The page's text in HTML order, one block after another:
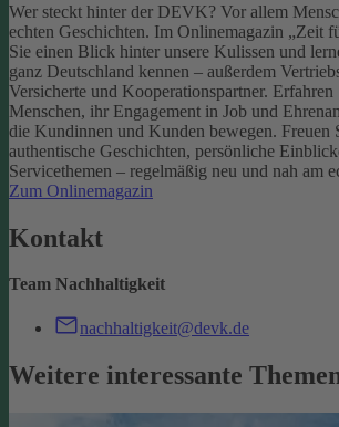
Wer steckt hinter der DEVK? Vor allem
echten Geschichten. Im Onlinemagazin „Zeit
Sie einen Blick hinter unsere Kulissen und
ganz Deutschland kennen – außerdem
Versicherte und Kooperationspartner. Erfahren
Menschen, ihr Engagement in Job und
die Kundinnen und Kunden bewegen. Freuen
authentische Geschichten, persönliche
Servicethemen – regelmäßig neu und nah am
Zum Onlinemagazin
Kontakt
Team Nachhaltigkeit
nachhaltigkeit@devk.de
Weitere interessante